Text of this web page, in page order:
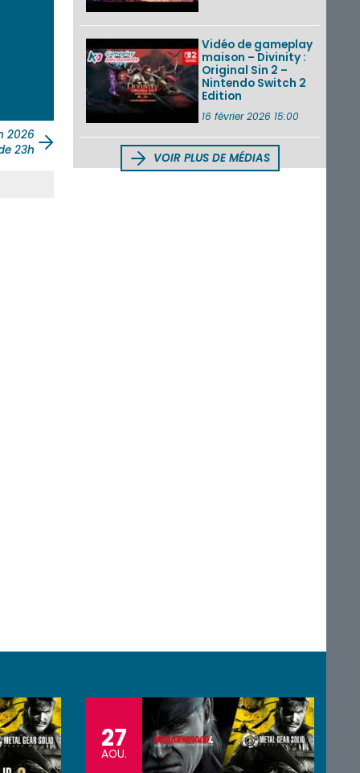
2026
23h
Vidéo de gameplay
maison – Divinity :
Original Sin 2 –
Nintendo Switch 2
Edition
16 février 2026 15:00
VOIR PLUS DE MÉDIAS
27
AOU.